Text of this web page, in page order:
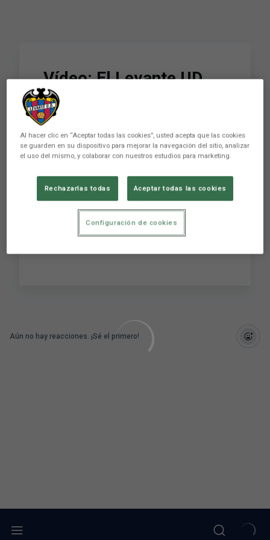
Vídeo: El Levante UD
cambia el césped por la
arena de la playa de
Isla Canela
El Levante UD continúa con el stage de
pretemporada en Isla Canela, donde ha
cambiado el verde de los terrenos de juego por
la arena de la playa a la orilla del Atlántico. No te
pierdas las divertidas imágenes en Levante UD
Aún no hay reacciones. ¡Sé el primero!
Al hacer clic en “Aceptar todas las cookies”, usted acepta que las cookies
se guarden en su dispositivo para mejorar la navegación del sitio, analizar
el uso del mismo, y colaborar con nuestros estudios para marketing.
Rechazarlas todas Aceptar todas las cookies
Configuración de cookies